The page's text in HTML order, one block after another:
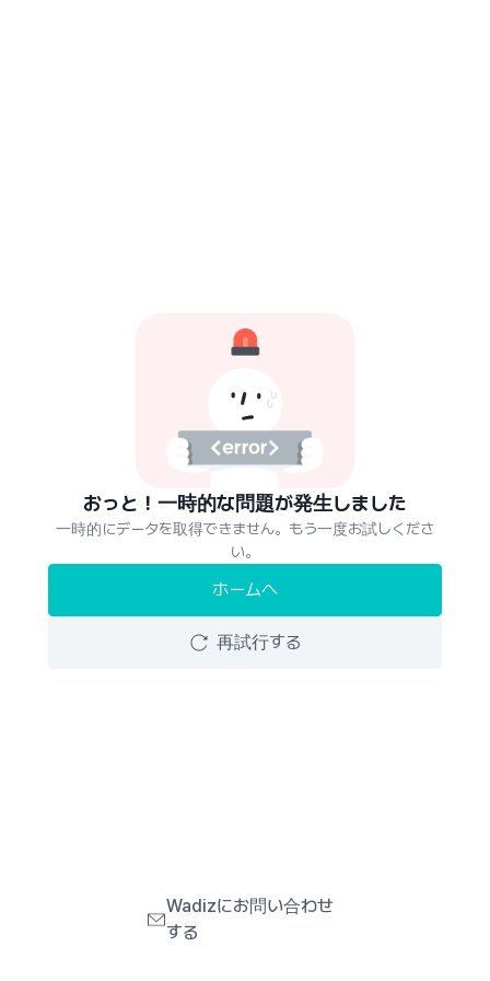
おっと！一時的な問題が発生しました
一時的にデータを取得できません。もう一度お試しくださ
い。
ホームへ
再試行する
Wadizにお問い合わせ
する